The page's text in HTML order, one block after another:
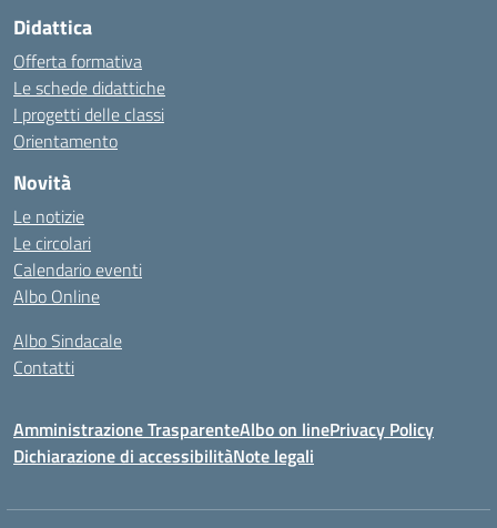
Didattica
Offerta formativa
Le schede didattiche
I progetti delle classi
Orientamento
Novità
Le notizie
Le circolari
Calendario eventi
Albo Online
Albo Sindacale
Contatti
Amministrazione TrasparenteAlbo on linePrivacy Policy
Dichiarazione di accessibilitàNote legali